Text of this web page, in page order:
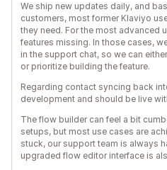
We ship new updates daily, and
customers, most former Klaviyo
they need. For the most advanced
features missing. In those cases,
in the support chat, so we can
or prioritize building the feature.
Regarding contact syncing back
development and should be live
The flow builder can feel a bit
setups, but most use cases are
stuck, our support team is always
upgraded flow editor interface is